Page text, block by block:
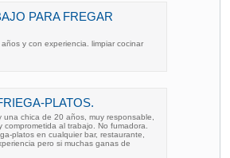
PARA FREGAR
y con experiencia. limpiar cocinar
PLATOS.
una chica de 20 años, muy responsable,
comprometida al trabajo. No fumadora.
platos en cualquier bar, restaurante,
pero si muchas ganas de